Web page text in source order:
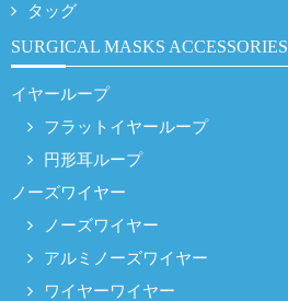
タッグ
SURGICAL MASKS ACCESSORIES
イヤーループ
フラットイヤーループ
円形耳ループ
ノーズワイヤー
ノーズワイヤー
アルミノーズワイヤー
ワイヤーワイヤー